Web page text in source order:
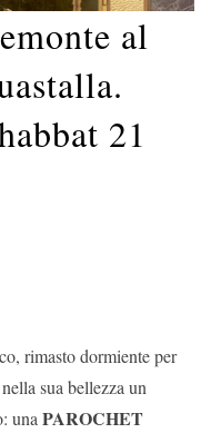
al
21
rimasto dormiente per
sua bellezza un
unaPAROCHET